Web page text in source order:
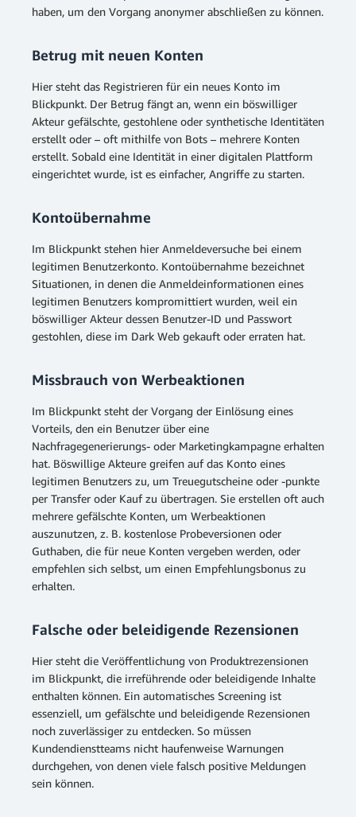
haben, um den Vorgang anonymer abschließen zu können.
Betrug mit neuen Konten
Hier steht das Registrieren für ein neues Konto im
Blickpunkt. Der Betrug fängt an, wenn ein böswilliger
Akteur gefälschte, gestohlene oder synthetische Identitäten
erstellt oder – oft mithilfe von Bots – mehrere Konten
erstellt. Sobald eine Identität in einer digitalen Plattform
eingerichtet wurde, ist es einfacher, Angriffe zu starten.
Kontoübernahme
Im Blickpunkt stehen hier Anmeldeversuche bei einem
legitimen Benutzerkonto. Kontoübernahme bezeichnet
Situationen, in denen die Anmeldeinformationen eines
legitimen Benutzers kompromittiert wurden, weil ein
böswilliger Akteur dessen Benutzer-ID und Passwort
gestohlen, diese im Dark Web gekauft oder erraten hat.
Missbrauch von Werbeaktionen
Im Blickpunkt steht der Vorgang der Einlösung eines
Vorteils, den ein Benutzer über eine
Nachfragegenerierungs- oder Marketingkampagne erhalten
hat. Böswillige Akteure greifen auf das Konto eines
legitimen Benutzers zu, um Treuegutscheine oder -punkte
per Transfer oder Kauf zu übertragen. Sie erstellen oft auch
mehrere gefälschte Konten, um Werbeaktionen
auszunutzen, z. B. kostenlose Probeversionen oder
Guthaben, die für neue Konten vergeben werden, oder
empfehlen sich selbst, um einen Empfehlungsbonus zu
erhalten.
Falsche oder beleidigende Rezensionen
Hier steht die Veröffentlichung von Produktrezensionen
im Blickpunkt, die irreführende oder beleidigende Inhalte
enthalten können. Ein automatisches Screening ist
essenziell, um gefälschte und beleidigende Rezensionen
noch zuverlässiger zu entdecken. So müssen
Kundendienstteams nicht haufenweise Warnungen
durchgehen, von denen viele falsch positive Meldungen
sein können.